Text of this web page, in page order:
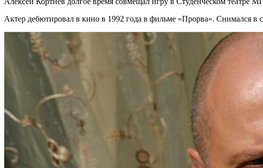
Актер дебютировал в кино в 1992 года в фильме «Прорва». Снимался в